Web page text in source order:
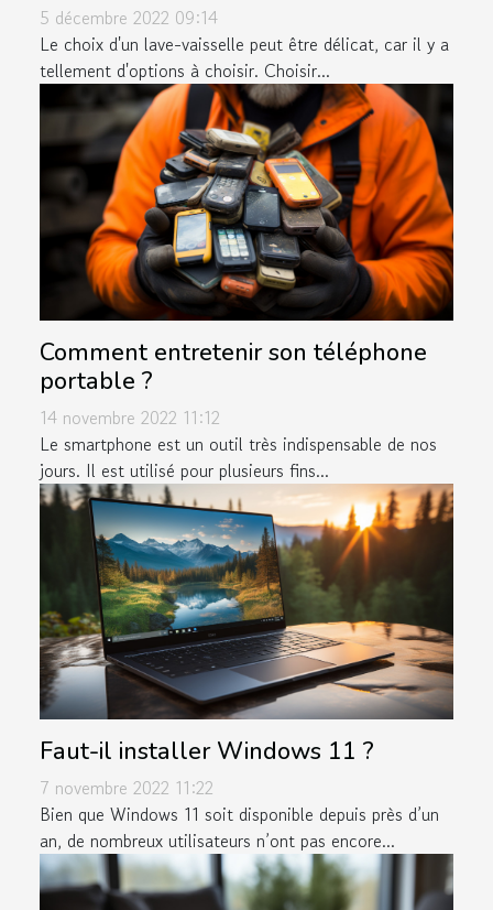
5 décembre 2022 09:14
Le choix d'un lave-vaisselle peut être délicat, car il y a
tellement d'options à choisir. Choisir...
Comment entretenir son téléphone
portable ?
14 novembre 2022 11:12
Le smartphone est un outil très indispensable de nos
jours. Il est utilisé pour plusieurs fins...
Faut-il installer Windows 11 ?
7 novembre 2022 11:22
Bien que Windows 11 soit disponible depuis près d’un
an, de nombreux utilisateurs n’ont pas encore...